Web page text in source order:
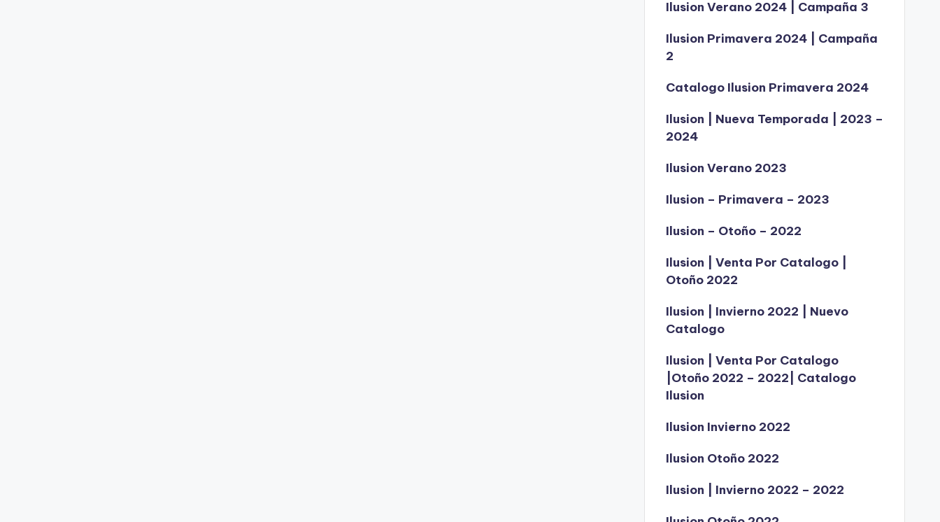
Ilusion Verano 2024 | Campaña 3
Ilusion Primavera 2024 | Campaña
2
Catalogo Ilusion Primavera 2024
Ilusion | Nueva Temporada | 2023 –
2024
Ilusion Verano 2023
Ilusion – Primavera – 2023
Ilusion – Otoño – 2022
Ilusion | Venta Por Catalogo |
Otoño 2022
Ilusion | Invierno 2022 | Nuevo
Catalogo
Ilusion | Venta Por Catalogo
|Otoño 2022 – 2022| Catalogo
Ilusion
Ilusion Invierno 2022
Ilusion Otoño 2022
Ilusion | Invierno 2022 – 2022